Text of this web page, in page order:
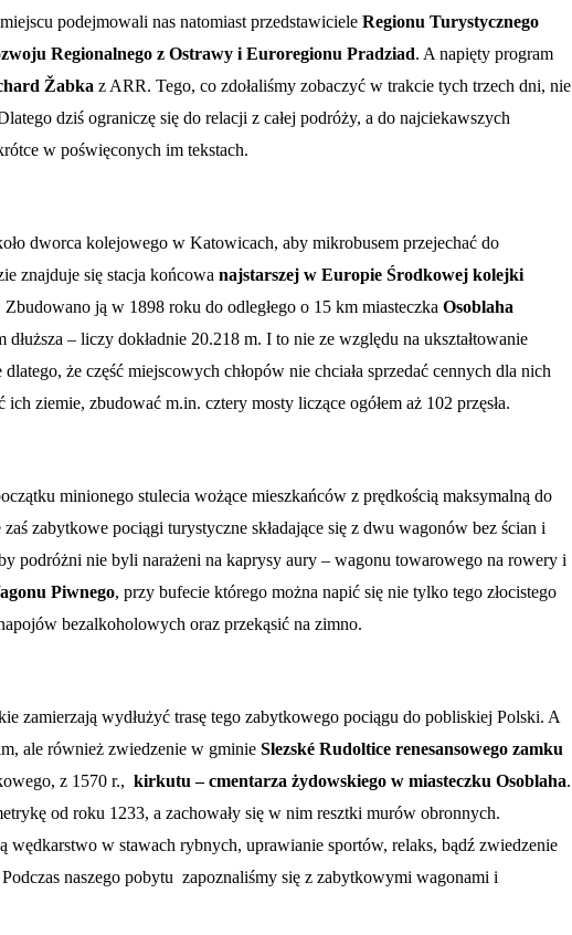
podejmowali nas natomiast przedstawiciele Regionu Turystycznego
Regionalnego z Ostrawy i Euroregionu Pradziad. A napięty program
Žabka z ARR. Tego, co zdołaliśmy zobaczyć w trakcie tych trzech dni, nie
dziś ograniczę się do relacji z całej podróży, a do najciekawszych
w poświęconych im tekstach.
dworca kolejowego w Katowicach, aby mikrobusem przejechać do
znajduje się stacja końcowa najstarszej w Europie Środkowej kolejki
ją w 1898 roku do odległego o 15 km miasteczka Osoblaha
dłuższa – liczy dokładnie 20.218 m. I to nie ze względu na ukształtowanie
że część miejscowych chłopów nie chciała sprzedać cennych dla nich
ziemie, zbudować m.in. cztery mosty liczące ogółem aż 102 przęsła.
minionego stulecia wożące mieszkańców z prędkością maksymalną do
zabytkowe pociągi turystyczne składające się z dwu wagonów bez ścian i
podróżni nie byli narażeni na kaprysy aury – wagonu towarowego na rowery i
Piwnego, przy bufecie którego można napić się nie tylko tego złocistego
bezalkoholowych oraz przekąsić na zimno.
zamierzają wydłużyć trasę tego zabytkowego pociągu do pobliskiej Polski. A
ale również zwiedzenie w gminie Slezské Rudoltice renesansowego zamku
z 1570 r., kirkutu – cmentarza żydowskiego w miasteczku Osoblaha.
od roku 1233, a zachowały się w nim resztki murów obronnych.
wędkarstwo w stawach rybnych, uprawianie sportów, relaks, bądź zwiedzenie
Podczas naszego pobytu zapoznaliśmy się z zabytkowymi wagonami i